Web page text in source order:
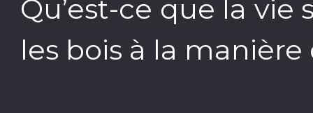
Qu’est-ce que la vie
les bois à la